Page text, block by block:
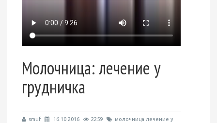
Молочница: лечение у
грудничка
smuf 16.10.2016 2259
молочница лечение у